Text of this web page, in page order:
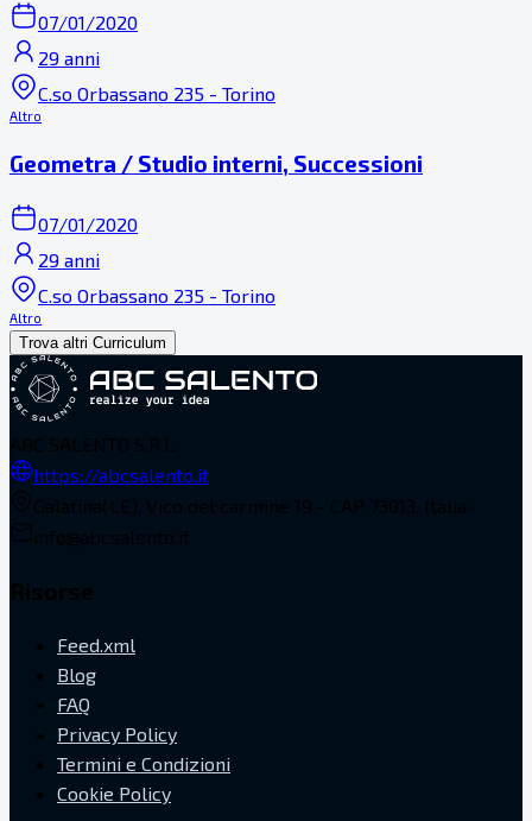
07/01/2020
29 anni
C.so Orbassano 235 - Torino
Altro
Geometra / Studio interni, Successioni
07/01/2020
29 anni
C.so Orbassano 235 - Torino
Altro
Trova altri Curriculum
https://abcsalento.it
Feed.xml
Blog
FAQ
Privacy Policy
Termini e Condizioni
Cookie Policy